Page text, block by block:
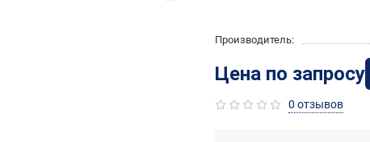
Производитель:
Цена по запросу
0 отзывов